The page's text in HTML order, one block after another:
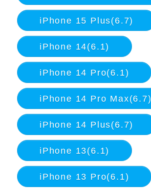
iPhone 15 Plus(6.7)
iPhone 14(6.1)
iPhone 14 Pro(6.1)
iPhone 14 Pro Max(6.7)
iPhone 14 Plus(6.7)
iPhone 13(6.1)
iPhone 13 Pro(6.1)